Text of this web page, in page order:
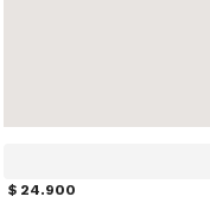
$ 24.900